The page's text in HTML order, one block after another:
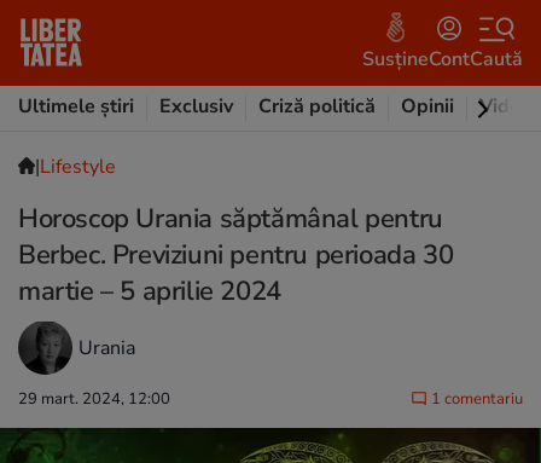
SusțineContCaută
Ultimele știri
Exclusiv Criză politică Opinii Video
|Lifestyle
Horoscop Urania săptămânal pentru
Berbec. Previziuni pentru perioada 30
martie – 5 aprilie 2024
Urania
29 mart. 2024, 12:00 1 comentariu